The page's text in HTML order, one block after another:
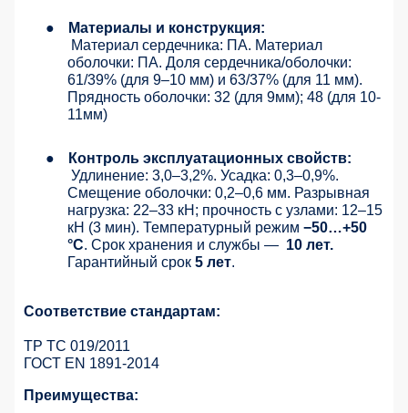
●
Материалы и конструкция:
Материал сердечника: ПА. Материал
оболочки: ПА. Доля сердечника/оболочки:
61/39% (для 9–10 мм) и 63/37% (для 11 мм).
Прядность оболочки: 32 (для 9мм); 48 (для 10-
11мм)
●
Контроль эксплуатационных свойств:
Удлинение: 3,0–3,2%. Усадка: 0,3–0,9%.
Смещение оболочки: 0,2–0,6 мм. Разрывная
нагрузка: 22–33 кН; прочность с узлами: 12–15
кН (3 мин). Температурный режим −50…+50
°C. Срок хранения и службы — 10 лет.
Гарантийный срок 5 лет.
Соответствие стандартам:
ТР ТС 019/2011
ГОСТ EN 1891-2014
Преимущества: